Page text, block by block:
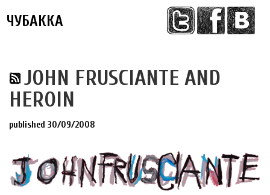
ЧУБАККА Меню
JOHN FRUSCIANTE AND
HEROIN
published 30/09/2008